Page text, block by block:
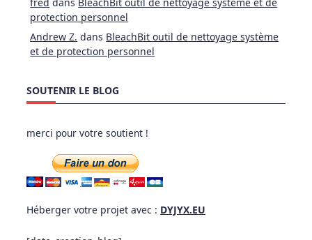
protection personnel
Andrew Z. dans BleachBit outil de nettoyage système
et de protection personnel
SOUTENIR LE BLOG
merci pour votre soutient !
Héberger votre projet avec : DYJYX.EU